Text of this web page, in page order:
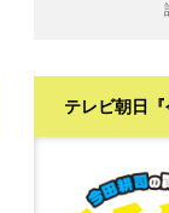
テレビ朝日
ダ【おか